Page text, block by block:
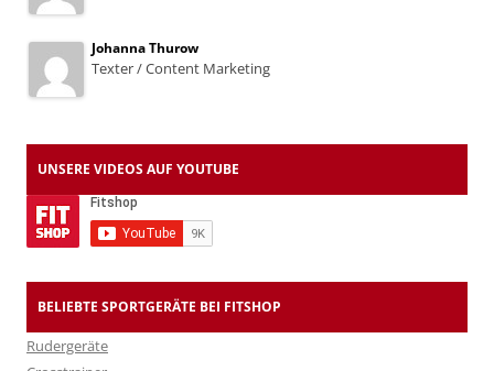
Johanna Thurow
Texter / Content Marketing
UNSERE VIDEOS AUF YOUTUBE
BELIEBTE SPORTGERÄTE BEI FITSHOP
Rudergeräte